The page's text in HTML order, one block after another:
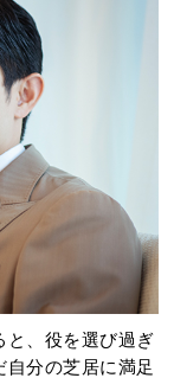
と、役を選び過ぎ
分の芝居に満足